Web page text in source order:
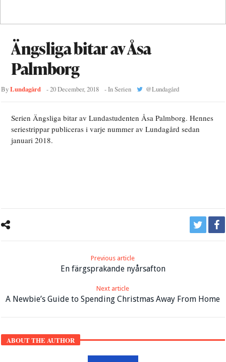
Ängsliga bitar av Åsa
Palmborg
ByLundagård -20 December, 2018 - InSerien @Lundagård
Serien Ängsliga bitar av Lundastudenten Åsa Palmborg. Hennes
seriestrippar publiceras i varje nummer av Lundagård sedan
januari 2018.
Previous article
En färgsprakande nyårsafton
Next article
A Newbie’s Guide to Spending Christmas Away From Home
ABOUT THE AUTHOR